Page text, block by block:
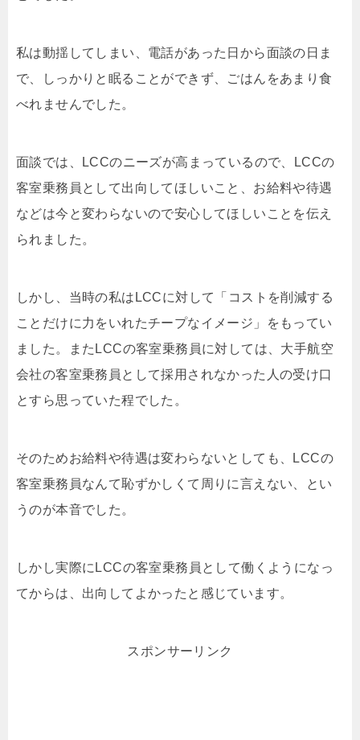
私は動揺してしまい、電話があった日から面談の日ま
で、しっかりと眠ることができず、ごはんをあまり食
べれませんでした。
面談では、LCCのニーズが高まっているので、LCCの
客室乗務員として出向してほしいこと、お給料や待遇
などは今と変わらないので安心してほしいことを伝え
られました。
しかし、当時の私はLCCに対して「コストを削減する
ことだけに力をいれたチープなイメージ」をもってい
ました。またLCCの客室乗務員に対しては、大手航空
会社の客室乗務員として採用されなかった人の受け口
とすら思っていた程でした。
そのためお給料や待遇は変わらないとしても、LCCの
客室乗務員なんて恥ずかしくて周りに言えない、とい
うのが本音でした。
しかし実際にLCCの客室乗務員として働くようになっ
てからは、出向してよかったと感じています。
スポンサーリンク